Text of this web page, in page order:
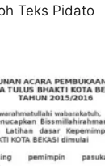
Teks Pidato